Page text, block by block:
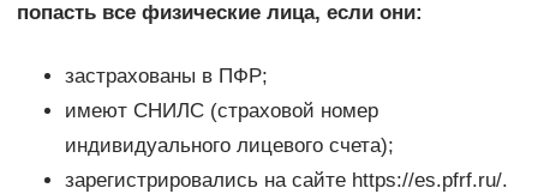
попасть все физические лица, если они:
застрахованы в ПФР;
имеют СНИЛС (страховой номер
индивидуального лицевого счета);
зарегистрировались на сайте https://es.pfrf.ru/.